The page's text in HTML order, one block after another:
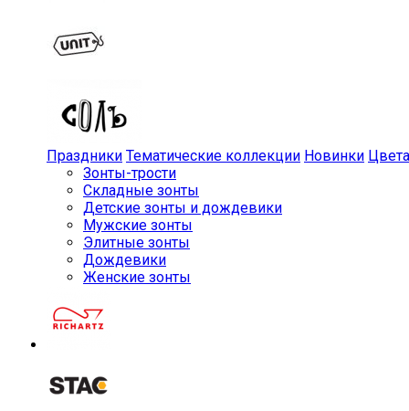
Праздники Тематические коллекции Новинки Цвета
Зонты-трости
Складные зонты
Детские зонты и дождевики
Мужские зонты
Элитные зонты
Дождевики
Женские зонты